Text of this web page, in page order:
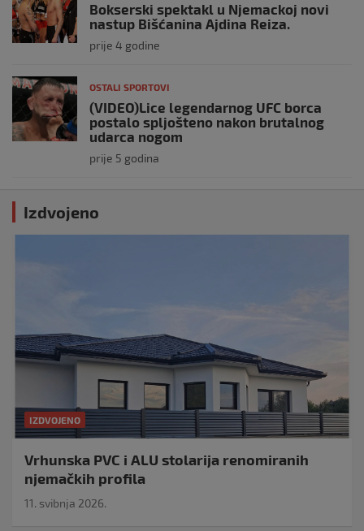
Bokserski spektakl u Njemackoj novi
nastup Bišćanina Ajdina Reiza.
prije 4 godine
OSTALI SPORTOVI
(VIDEO)Lice legendarnog UFC borca
postalo spljošteno nakon brutalnog
udarca nogom
prije 5 godina
Izdvojeno
IZDVOJENO
Vrhunska PVC i ALU stolarija renomiranih
njemačkih profila
11. svibnja 2026.